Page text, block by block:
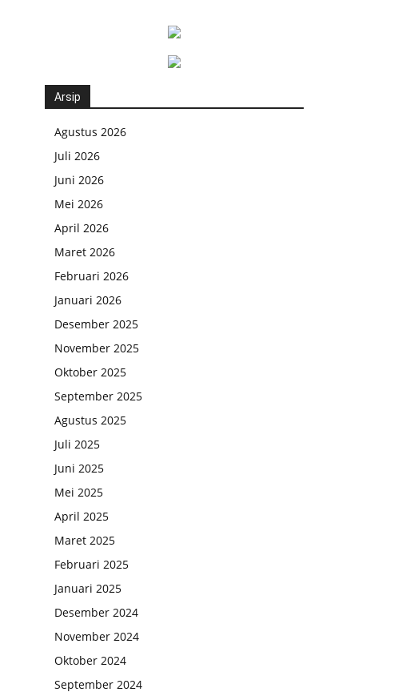
Arsip
Agustus 2026
Juli 2026
Juni 2026
Mei 2026
April 2026
Maret 2026
Februari 2026
Januari 2026
Desember 2025
November 2025
Oktober 2025
September 2025
Agustus 2025
Juli 2025
Juni 2025
Mei 2025
April 2025
Maret 2025
Februari 2025
Januari 2025
Desember 2024
November 2024
Oktober 2024
September 2024